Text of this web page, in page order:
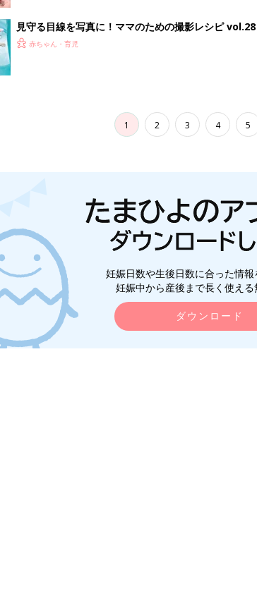
見守る目線を写真に！ママのための撮影レシピ vol.28
赤ちゃん・育児
1 2 3 4 5
妊娠日数や生後日数に合った情
妊娠中から産後まで長く使える
ダウンロード